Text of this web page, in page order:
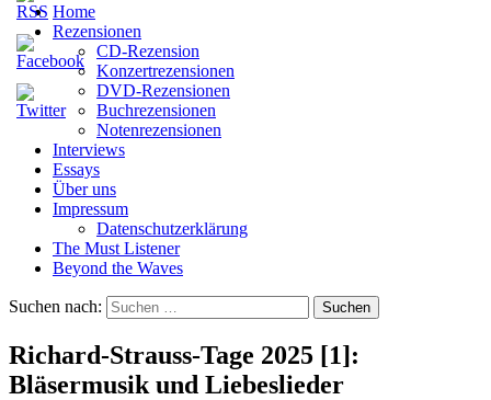
Home
Rezensionen
CD-Rezension
Konzertrezensionen
DVD-Rezensionen
Buchrezensionen
Notenrezensionen
Interviews
Essays
Über uns
Impressum
Datenschutzerklärung
The Must Listener
Beyond the Waves
Suchen nach:
Richard-Strauss-Tage 2025 [1]:
Bläsermusik und Liebeslieder